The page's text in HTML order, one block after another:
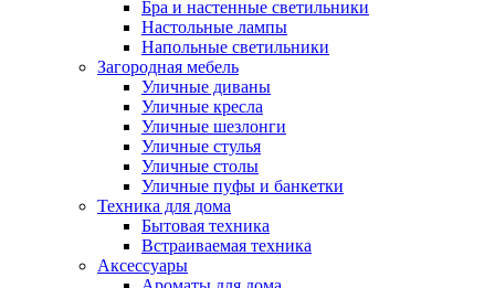
Бра и настенные светильники
Настольные лампы
Напольные светильники
Загородная мебель
Уличные диваны
Уличные кресла
Уличные шезлонги
Уличные стулья
Уличные столы
Уличные пуфы и банкетки
Техника для дома
Бытовая техника
Встраиваемая техника
Аксессуары